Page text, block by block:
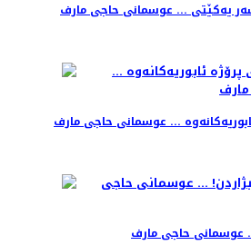
یەکێتی ... عوسمانی حاجی مارف
... عوسمانی حاجی مارف
عوسمانی حاجی مارف